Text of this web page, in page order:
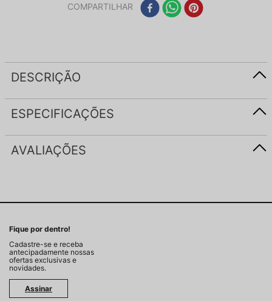
COMPARTILHAR
DESCRIÇÃO
ESPECIFICAÇÕES
AVALIAÇÕES
Fique por dentro!
Cadastre-se e receba
antecipadamente nossas
ofertas exclusivas e
novidades.
Assinar